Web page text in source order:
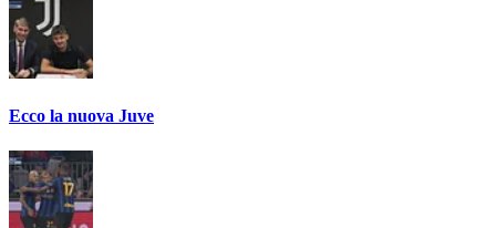
Ecco la nuova Juve